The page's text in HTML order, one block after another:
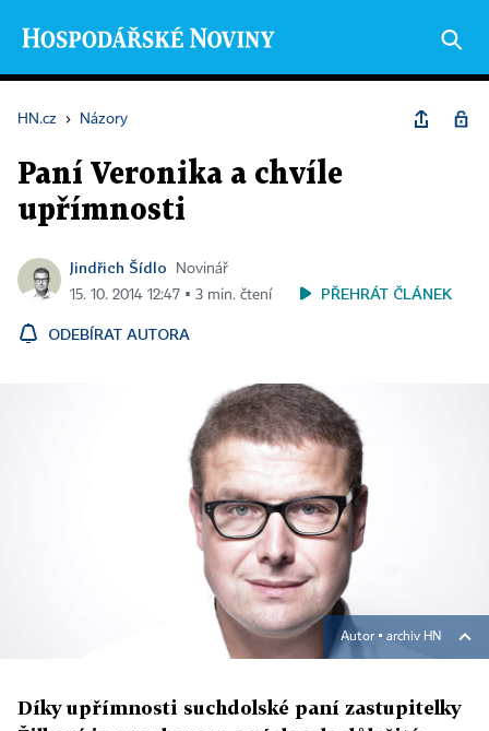
HN.cz › Názory
Paní Veronika a chvíle
upřímnosti
Jindřich Šídlo
Novinář
15. 10. 2014 12:47 ▪ 3 min. čtení
PŘEHRÁT ČLÁNEK
ODEBÍRAT AUTORA
Autor ▪ archiv HN
Díky upřímnosti suchdolské paní zastupitelky